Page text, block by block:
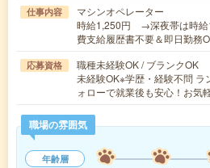
仕事内容
マシンオペレーター
時給1,250円 →深夜帯は時給
費支給履歴書不要＆即日勤務
応募資格
職種未経験OK / ブランクOK
未経験OK※学歴・経験不問
ォローで就業後も安心！お気
職場の雰囲気
年齢層